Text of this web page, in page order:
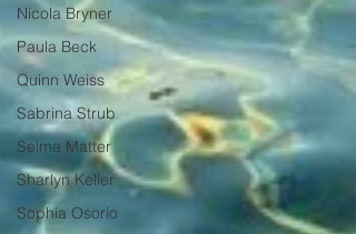
Nicola Bryner
Paula Beck
Quinn Weiss
Sabrina Strub
Selma Matter
Sharlyn Keller
Sophia Osorio